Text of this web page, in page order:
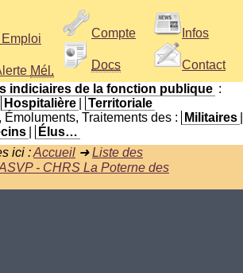
Mél.
Compte
Docs
Infos
Contact
indiciaires de la fonction publique :
Hospitalière
Territoriale
Émoluments, Traitements des :
Militaires
Élus…
ici :Accueil ➜Liste des
- CHRS La Poterne des